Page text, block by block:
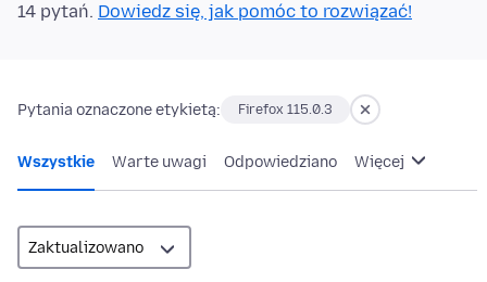
14 pytań. Dowiedz się, jak pomóc to rozwiązać!
Pytania oznaczone etykietą: Firefox 115.0.3
Wszystkie Warte uwagi Odpowiedziano Więcej